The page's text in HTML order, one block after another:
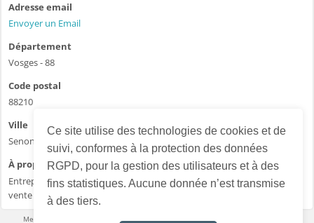
Ce site utilise des technologies de cookies et de
suivi, conformes à la protection des données
RGPD, pour la gestion des utilisateurs et à des
fins statistiques. Aucune donnée n’est transmise
à des tiers.
Adresse email
Envoyer un Email
Département
Vosges - 88
Code postal
88210
Ville
Senones
À propos
Entreprise rénovation de A a Z électricité peinture ,salle de bain cuisine
vente et pose, plomberie, dépannage, entretien et pose pelet
Mentions légales Conditions d’utilisation·Données personnelles